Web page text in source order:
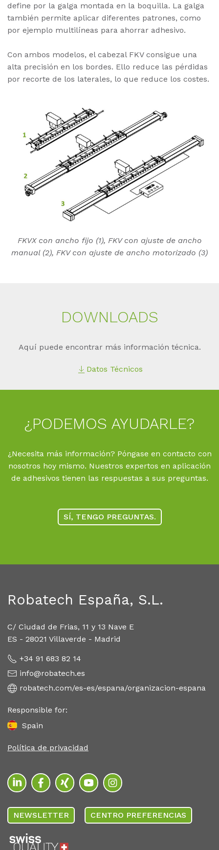
define por la galga montada en la boquilla. La galga
también permite aplicar diferentes patrones, como
por ejemplo multilíneas para ahorrar adhesivo.
Con ambos modelos, el cabezal FKV consigue una
alta precisión en los bordes. Ello reduce las pérdidas
por recorte de los laterales, lo que reduce los costes.
FKVX con ancho fijo (1), FKV con ajuste de ancho
manual (2), FKV con ajuste de ancho motorizado (3)
DOWN­LOADS
Aquí puede encontrar más información técnica.
Datos Técnicos
¿PO­DE­MOS AYU­DAR­LE?
¿Necesita más información? Póngase en contacto con
nosotros hoy mismo. Nuestros expertos en aplicación
de adhesivos tienen las respuestas a sus preguntas.
SÍ, TENGO PREGUNTAS.
Robatech España, S.L.
C/ Ciudad de Frias, 11 y 13 Nave E
ES - 28021 Villaverde - Madrid
+34 91 683 82 14
info@robatech.es
robatech.com/es-es/espana/organizacion-espana
Responsible for:
Spain
Política de privacidad
NEWSLETTER CENTRO PREFERENCIAS